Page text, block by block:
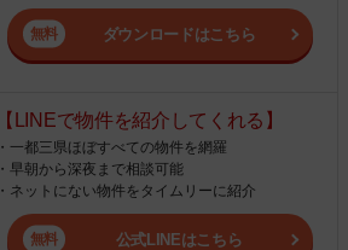
ダウンロードはこちら
【LINEで物件を紹介してくれる】
・一都三県ほぼすべての物件を網羅
・早朝から深夜まで相談可能
・ネットにない物件をタイムリーに紹介
公式LINEはこちら